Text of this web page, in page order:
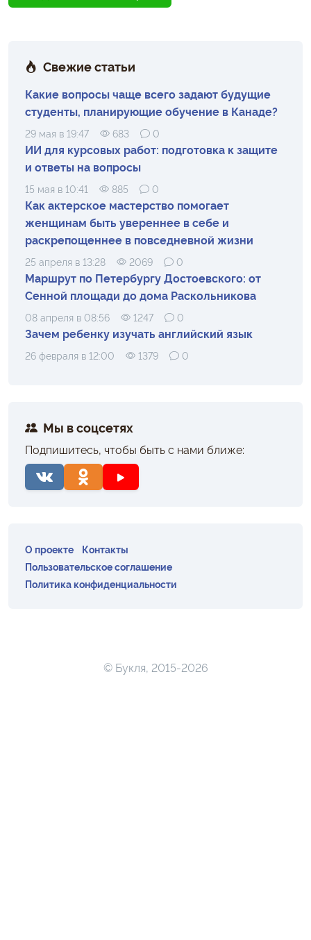
Свежие статьи
Какие вопросы чаще всего задают будущие
студенты, планирующие обучение в Канаде?
29 мая в 19:47 683 0
ИИ для курсовых работ: подготовка к защите
и ответы на вопросы
15 мая в 10:41 885 0
Как актерское мастерство помогает
женщинам быть увереннее в себе и
раскрепощеннее в повседневной жизни
25 апреля в 13:28 2069 0
Маршрут по Петербургу Достоевского: от
Сенной площади до дома Раскольникова
08 апреля в 08:56 1247 0
Зачем ребенку изучать английский язык
26 февраля в 12:00 1379 0
Мы в соцсетях
Подпишитесь, чтобы быть с нами ближе:
О проекте
Контакты
Пользовательское соглашение
Политика конфиденциальности
© Букля, 2015-2026